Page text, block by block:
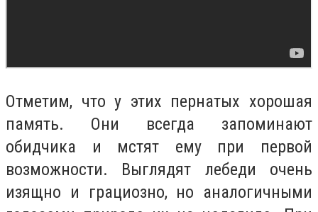
Отметим, что у этих пернатых хорошая
память. Они всегда запоминают
обидчика и мстят ему при первой
возможности. Выглядят лебеди очень
изящно и грациозно, но аналогичными